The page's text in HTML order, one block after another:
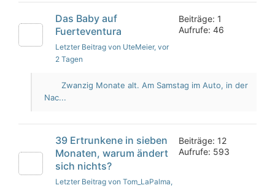
Das Baby auf
Fuerteventura
Letzter Beitrag von UteMeier, vor
2 Tagen
Beiträge: 1
Aufrufe: 46
Zwanzig Monate alt. Am Samstag im Auto, in der
Nac...
39 Ertrunkene in sieben
Monaten, warum ändert
sich nichts?
Letzter Beitrag von Tom_LaPalma,
Beiträge: 12
Aufrufe: 593